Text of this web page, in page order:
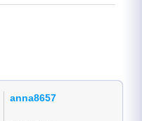
anna8657